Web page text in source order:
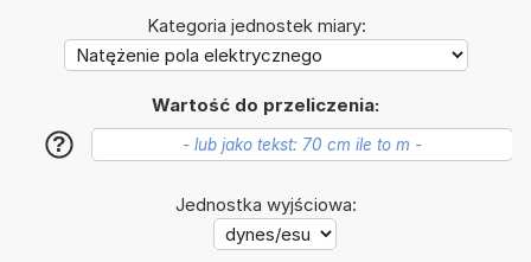
Kategoria jednostek miary:
Wartość do przeliczenia:
?
Jednostka wyjściowa: